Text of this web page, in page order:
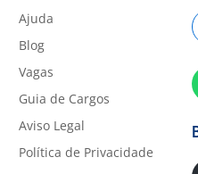
Ajuda
Blog
Vagas
Guia de Cargos
Aviso Legal
Política de Privacidade